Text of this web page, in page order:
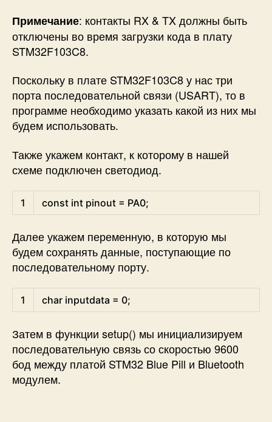
Примечание: контакты RX & TX должны быть
отключены во время загрузки кода в плату
STM32F103C8.
Поскольку в плате STM32F103C8 у нас три
порта последовательной связи (USART), то в
программе необходимо указать какой из них мы
будем использовать.
Также укажем контакт, к которому в нашей
схеме подключен светодиод.
1 const int pinout = PA0;
Далее укажем переменную, в которую мы
будем сохранять данные, поступающие по
последовательному порту.
1 char inputdata = 0;
Затем в функции setup() мы инициализируем
последовательную связь со скоростью 9600
бод между платой STM32 Blue Pill и Bluetooth
модулем.